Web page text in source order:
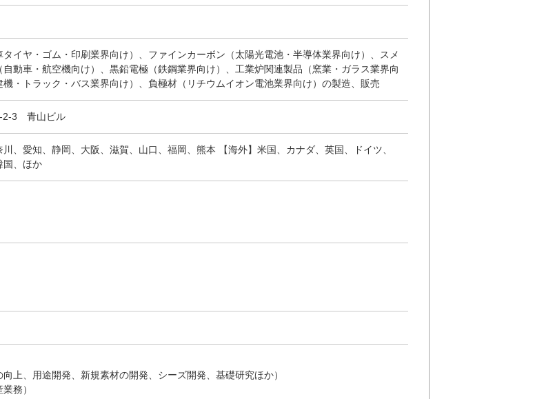
イヤ・ゴム・印刷業界向け）、ファインカーボン（太陽光電池・半導体業界向け）、スメ
動車・航空機向け）、黒鉛電極（鉄鋼業界向け）、工業炉関連製品（窯業・ガラス業界向
・トラック・バス業界向け）、負極材（リチウムイオン電池業界向け）の製造、販売
3 青山ビル
川、愛知、静岡、大阪、滋賀、山口、福岡、熊本 【海外】米国、カナダ、英国、ドイツ、
国、ほか
上、用途開発、新規素材の開発、シーズ開発、基礎研究ほか）
務）